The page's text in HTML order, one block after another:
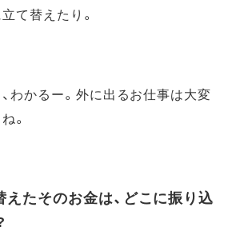
て替えたり。
わかるー。外に出るお仕事は大変
。
えたそのお金は、どこに振り込